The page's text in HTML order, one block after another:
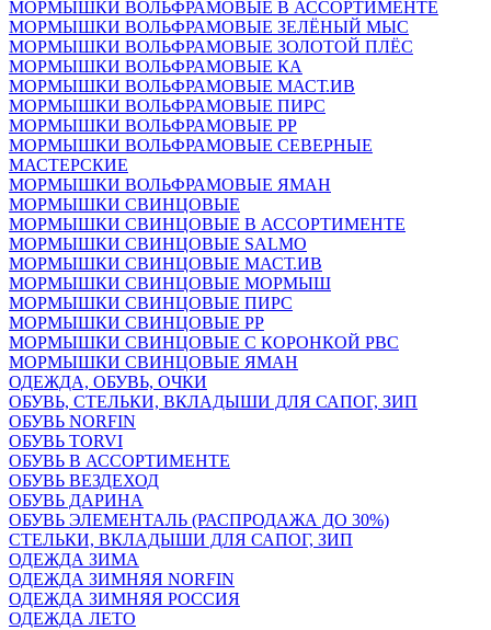
МОРМЫШКИ ВОЛЬФРАМОВЫЕ В АССОРТИМЕНТЕ
МОРМЫШКИ ВОЛЬФРАМОВЫЕ ЗЕЛЁНЫЙ МЫС
МОРМЫШКИ ВОЛЬФРАМОВЫЕ ЗОЛОТОЙ ПЛЁС
МОРМЫШКИ ВОЛЬФРАМОВЫЕ КА
МОРМЫШКИ ВОЛЬФРАМОВЫЕ МАСТ.ИВ
МОРМЫШКИ ВОЛЬФРАМОВЫЕ ПИРС
МОРМЫШКИ ВОЛЬФРАМОВЫЕ РР
МОРМЫШКИ ВОЛЬФРАМОВЫЕ СЕВЕРНЫЕ
МАСТЕРСКИЕ
МОРМЫШКИ ВОЛЬФРАМОВЫЕ ЯМАН
МОРМЫШКИ СВИНЦОВЫЕ
МОРМЫШКИ СВИНЦОВЫЕ В АССОРТИМЕНТЕ
МОРМЫШКИ СВИНЦОВЫЕ SALMO
МОРМЫШКИ СВИНЦОВЫЕ МАСТ.ИВ
МОРМЫШКИ СВИНЦОВЫЕ МОРМЫШ
МОРМЫШКИ СВИНЦОВЫЕ ПИРС
МОРМЫШКИ СВИНЦОВЫЕ РР
МОРМЫШКИ СВИНЦОВЫЕ С КОРОНКОЙ РВС
МОРМЫШКИ СВИНЦОВЫЕ ЯМАН
ОДЕЖДА, ОБУВЬ, ОЧКИ
ОБУВЬ, СТЕЛЬКИ, ВКЛАДЫШИ ДЛЯ САПОГ, ЗИП
ОБУВЬ NORFIN
ОБУВЬ TORVI
ОБУВЬ В АССОРТИМЕНТЕ
ОБУВЬ ВЕЗДЕХОД
ОБУВЬ ДАРИНА
ОБУВЬ ЭЛЕМЕНТАЛЬ (РАСПРОДАЖА ДО 30%)
СТЕЛЬКИ, ВКЛАДЫШИ ДЛЯ САПОГ, ЗИП
ОДЕЖДА ЗИМА
ОДЕЖДА ЗИМНЯЯ NORFIN
ОДЕЖДА ЗИМНЯЯ РОССИЯ
ОДЕЖДА ЛЕТО